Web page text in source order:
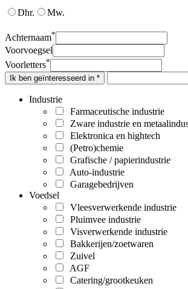
Dhr. Mw.
Achternaam*
Voorvoegsel
Voorletters*
Ik ben geïnteresseerd in *
Industrie
Farmaceutische industrie
Zware industrie en
Elektronica en hightech
(Petro)chemie
Grafische / papierindustrie
Auto-industrie
Garagebedrijven
Voedsel
Vleesverwerkende industrie
Pluimvee industrie
Visverwerkende industrie
Bakkerijen/zoetwaren
Zuivel
AGF
Catering/grootkeuken